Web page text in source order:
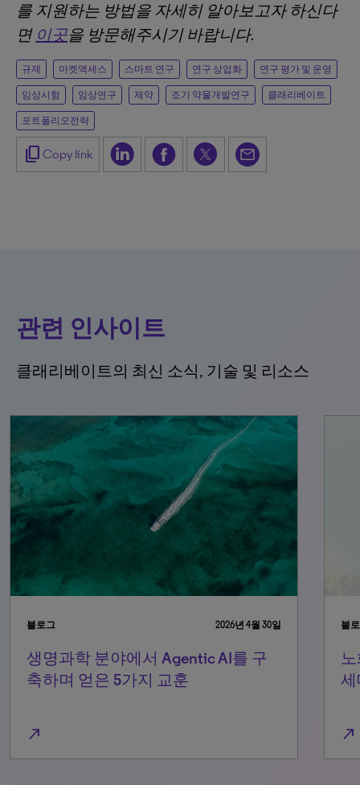
를 지원하는 방법을 자세히 알아보고자 하신다
면 이곳을 방문해주시기 바랍니다.
규제 마켓액세스 스마트 연구 연구 상업화 연구 평가 및 운영
임상시험 임상연구 제약 조기 약물개발연구 클래리베이트
포트폴리오전략
content_copy Copy link
관련 인사이트
클래리베이트의 최신 소식, 기술 및 리소스
블로그 2026년 4월 30일
생명과학 분야에서 Agentic AI를 구
축하며 얻은 5가지 교훈
north_east
블
세
north_east